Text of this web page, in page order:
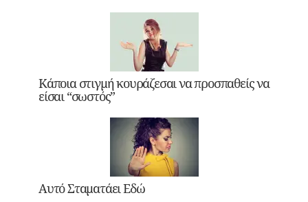
Κάποια στιγμή κουράζεσαι να προσπαθείς να
είσαι “σωστός”
Αυτό Σταματάει Εδώ